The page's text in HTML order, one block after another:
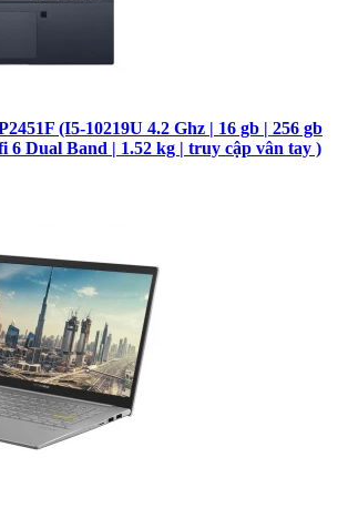
(I5-10219U 4.2 Ghz | 16 gb | 256 gb
6 Dual Band | 1.52 kg | truy cập vân tay )